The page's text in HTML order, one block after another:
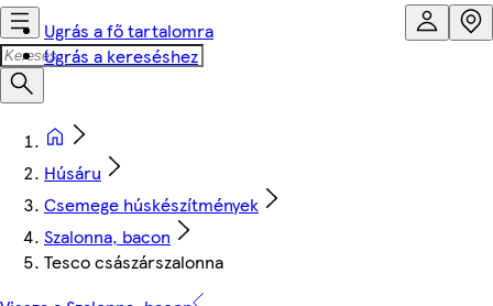
Ugrás a fő tartalomra
Ugrás a kereséshez
Húsáru
Csemege húskészítmények
Szalonna, bacon
Tesco császárszalonna